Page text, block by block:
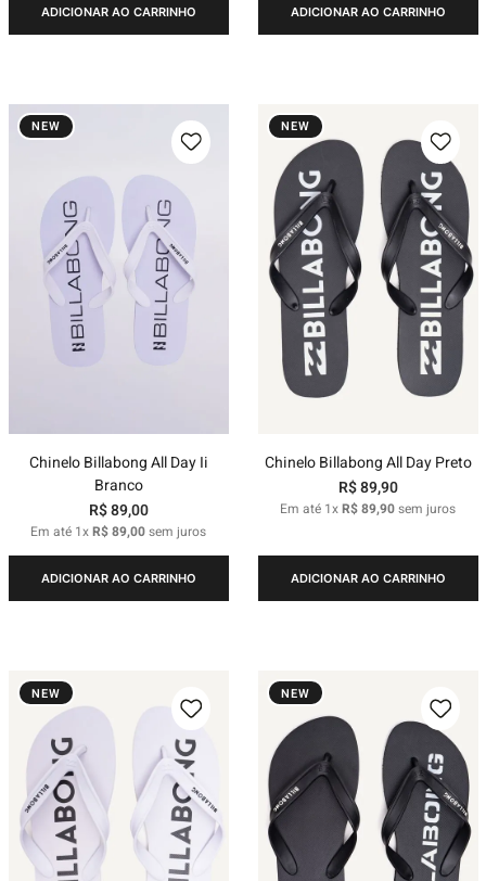
ADICIONAR AO CARRINHO ADICIONAR AO CARRINHO
NEW
Chinelo Billabong All Day Ii
Branco
R$89,00
Em até 1xR$89,00sem juros
ADICIONAR AO CARRINHO
NEW
Chinelo Billabong All Day Preto
R$89,90
Em até 1xR$89,90sem juros
ADICIONAR AO CARRINHO
NEW NEW